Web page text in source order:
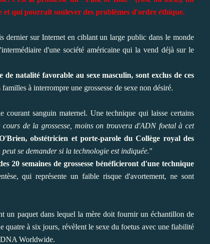
et qui pourrait soulever des problèmes d'ordre éthique.
sur Internet en ciblant un large public dans le monde
d'une société américaine qui la vend déjà sur le
natalité favorable au sexe masculin, sont exclus de ces
à interrompre une grossesse de sexe non désiré.
sanguin maternel. Une technique qui laisse certains
de la grossesse, moins on trouvera d'ADN foetal à cet
obstétricien et porte-parole du Collège royal des
peut se demander si la technologie est indiquée."
20 semaines de grossesse bénéficieront d'une technique
qui représente un faible risque d'avortement, ne sont
un paquet dans lequel la mère doit fournir un échantillon de
à six jours, révèlent le sexe du foetus avec une fiabilité
DNA Worldwide.